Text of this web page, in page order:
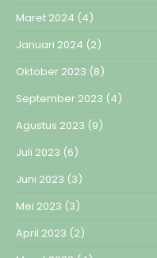
Maret 2024 (4)
Januari 2024 (2)
Oktober 2023 (8)
September 2023 (4)
Agustus 2023 (9)
Juli 2023 (6)
Juni 2023 (3)
Mei 2023 (3)
April 2023 (2)